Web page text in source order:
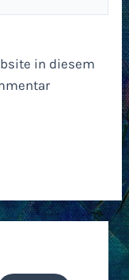
in diesem